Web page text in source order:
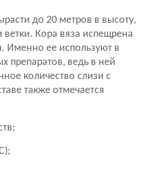
до 20 метров в высоту,
Кора вяза испещрена
Именно ее используют в
препаратов, ведь в ней
количество слизи с
также отмечается